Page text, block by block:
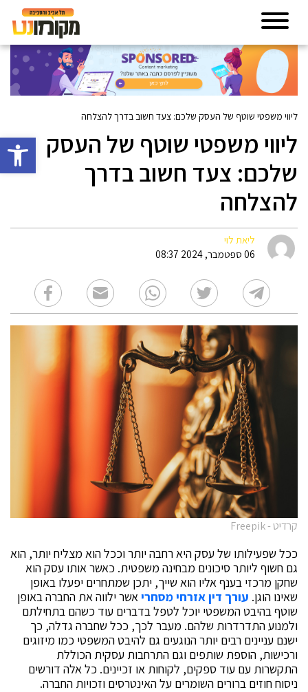
פתח
ליווי משפטי שוטף של העסק שלכם: צעד חשוב בדרך להצלחה
ליווי משפטי שוטף של העסק
שלכם: צעד חשוב בדרך
להצלחה
ליאת לוי
06 ספטמבר, 2024 08:37
קרדיט - Freepik
ככל שפעילותו של עסק היא רחבה יותר וככל הוא מצליח יותר, הוא
גם חשוף ליותר סיכונים מבחינה משפטית. כאשר אותו עסק הוא
שחקן מרכזי בענף אליו הוא שייך, יתכן שמתחרים יפעלו באופן
שאינו הוגן. עורך דין אזרחי מסחריאשר ילווה את החברה באופן
שוטף בהיבט המשפטי יוכל לטפל בדברים עוד כשהם בתחילתם
ולמנוע התדרדרות שלהם. מעבר לכך, ככל שחברה גדלה, כך
ישנם עניינים רבים יותר הנוגעים גם להיבט המשפטי כמו מיזוגים
ורכישות, הוספת שותפים וגם התרחבות עסקית הכוללת
התקשרות עם עוד ספקים, לקוחות או זכיינים. כל אלה דורשים
ניסוח חוזים ברורים השומרים על האינטרסים וזכויות החברה.